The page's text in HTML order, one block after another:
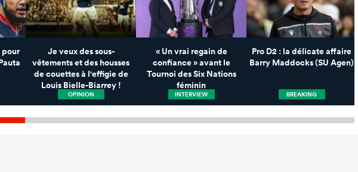
pour
Je veux des sous-
vêtements et des housses
de couettes à l'effigie de
Louis Bielle-Biarrey !
OPINION
« Un vrai regain de
confiance » avant le
Tournoi des Six Nations
féminin
INTERVIEW
Pro D2 : la délicate affaire
Barry Maddocks (SU Agen)
BREAKING